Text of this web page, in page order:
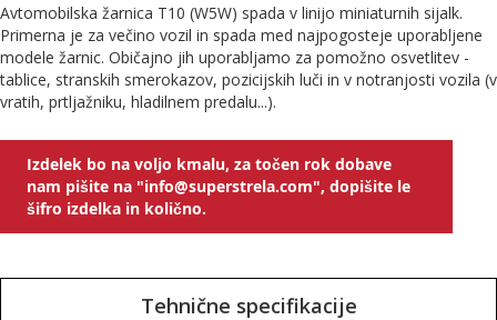
Avtomobilska žarnica T10 (W5W) spada v linijo miniaturnih sijalk.
Primerna je za večino vozil in spada med najpogosteje uporabljene
modele žarnic. Običajno jih uporabljamo za pomožno osvetlitev -
tablice, stranskih smerokazov, pozicijskih luči in v notranjosti vozila (v
vratih, prtljažniku, hladilnem predalu...).
Izdelek bo na voljo kmalu, za točen rok dobave
nam pišite na "info@superstrela.com", dopišite le
šifro izdelka in količno.
Tehnične specifikacije